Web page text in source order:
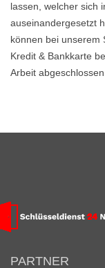
lassen, welcher sich
auseinandergesetzt
können bei unserem
Kredit & Bankkarte
Arbeit abgeschlossen
PARTNER